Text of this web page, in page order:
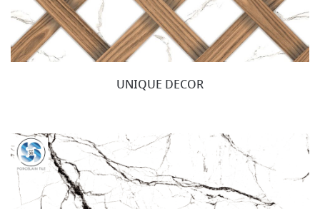
UNIQUE DECOR